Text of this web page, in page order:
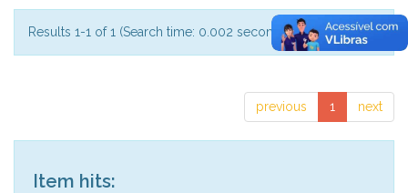
Results 1-1 of 1 (Search time: 0.002 seconds).
previous 1 next
Item hits: